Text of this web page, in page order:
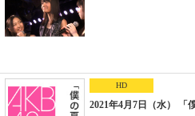
HD
2021年4月7日（水） 「